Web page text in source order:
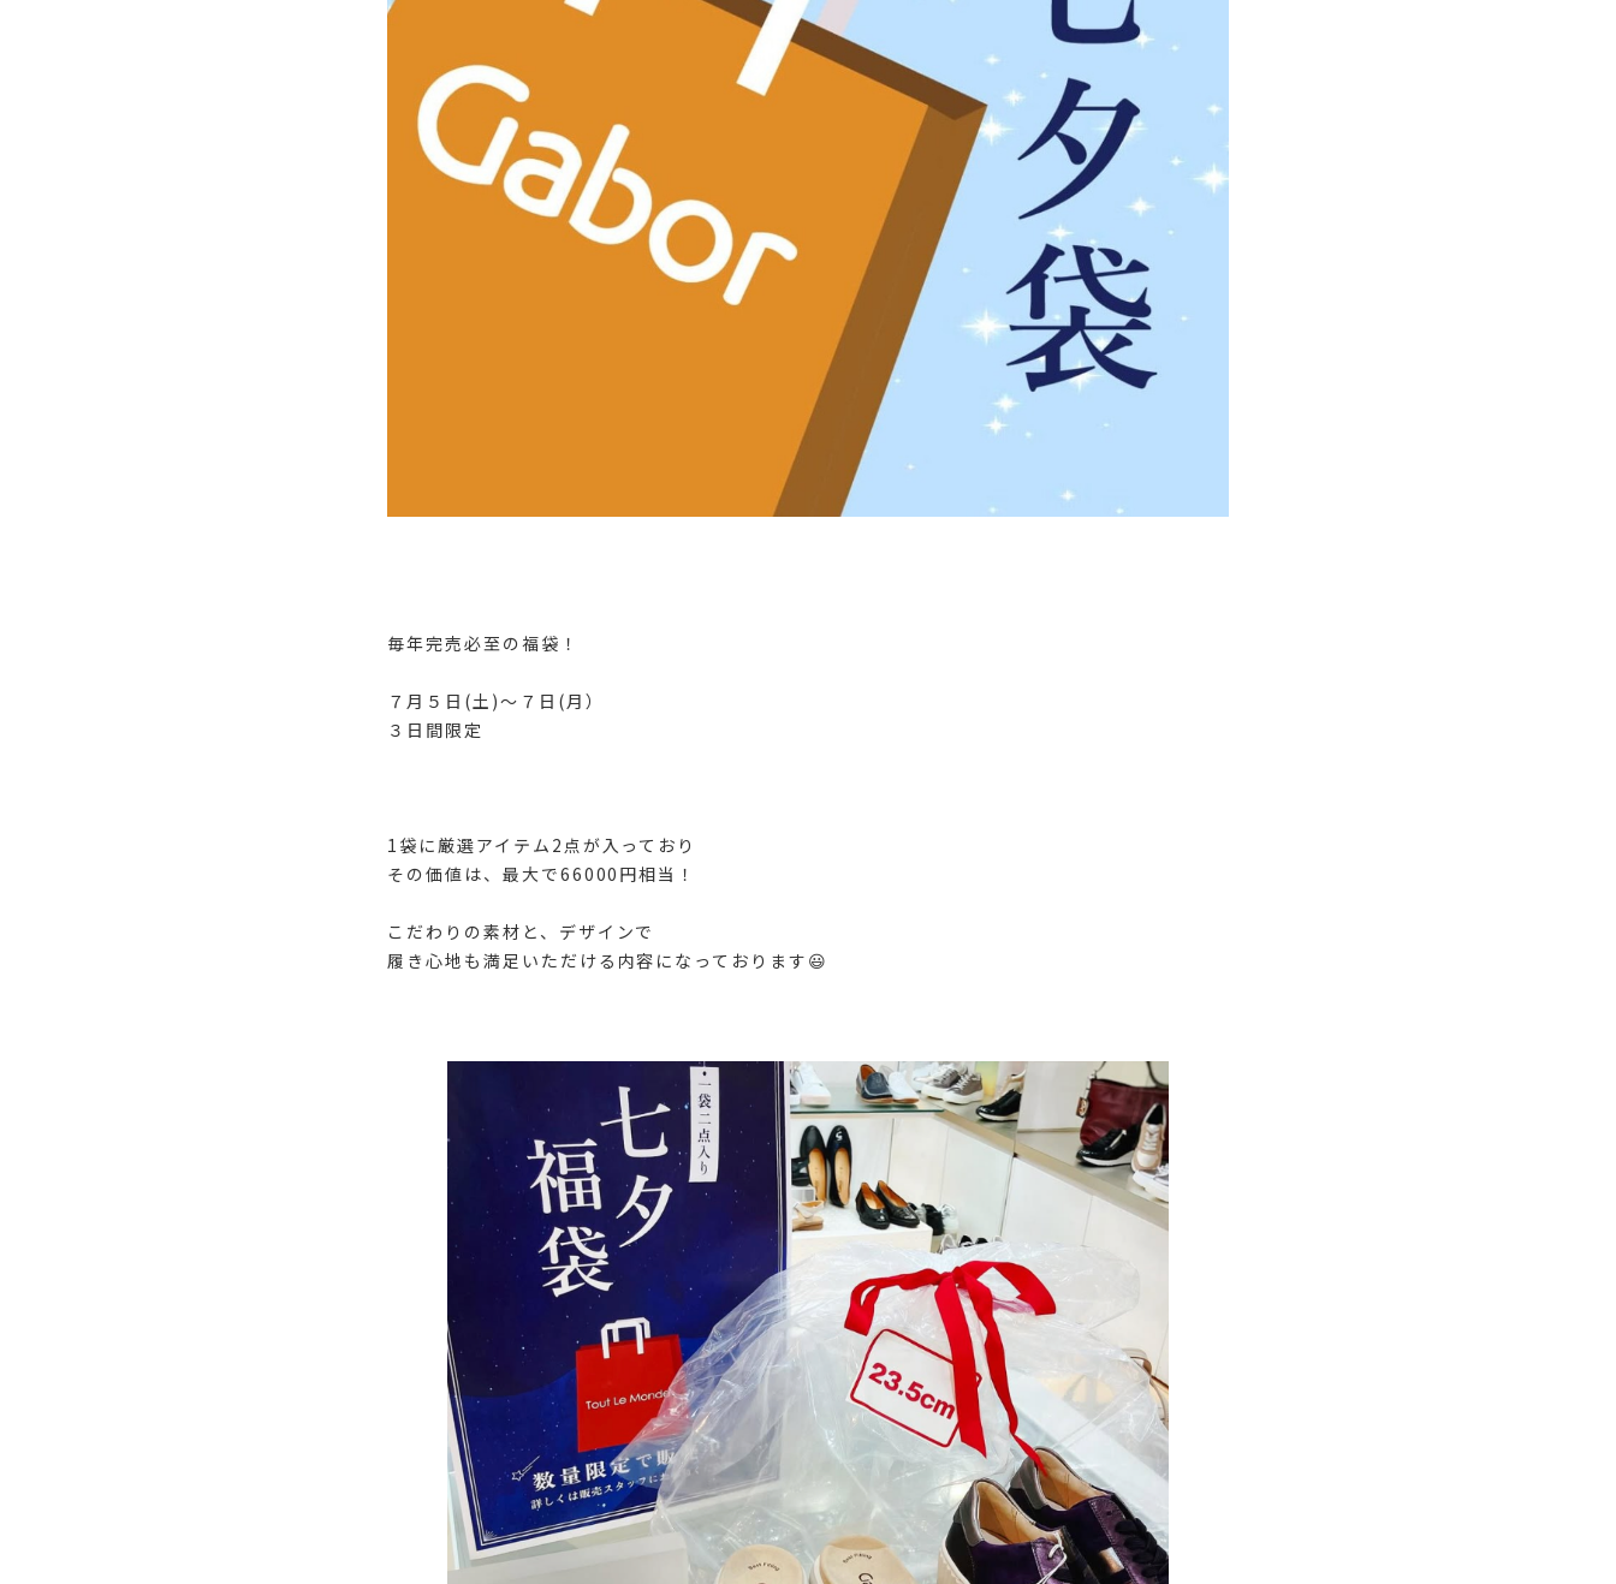
毎年完売必至の福袋！
７月５日(土)〜７日(月）
３日間限定
1袋に厳選アイテム2点が入っており
その価値は、最大で66000円相当！
こだわりの素材と、デザインで
履き心地も満足いただける内容になっております😃